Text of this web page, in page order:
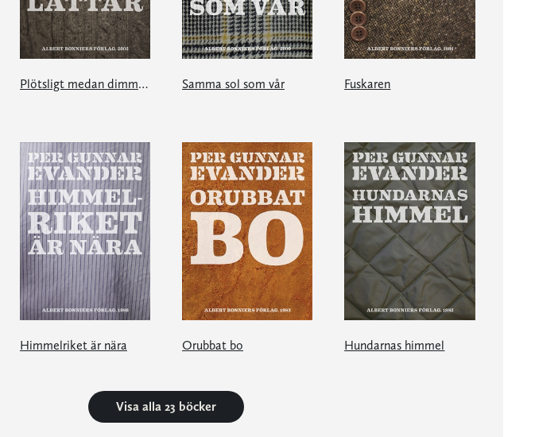
Plötsligt medan dimman lättar Samma sol som vår Fuskaren
Himmelriket är nära Orubbat bo Hundarnas himmel
Visa alla 23 böcker